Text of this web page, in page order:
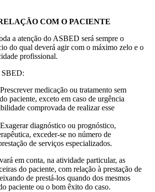
COM O PACIENTE
a atenção do ASBED será sempre o
do qual deverá agir com o máximo zelo e o
profissional.
SBED:
medicação ou tratamento sem
paciente, exceto em caso de urgência
comprovada de realizar esse
diagnóstico ou prognóstico,
exceder-se no número de
de serviços especializados.
em conta, na atividade particular, as
do paciente, com relação à prestação de
de prestá-los quando dos mesmos
paciente ou o bom êxito do caso.